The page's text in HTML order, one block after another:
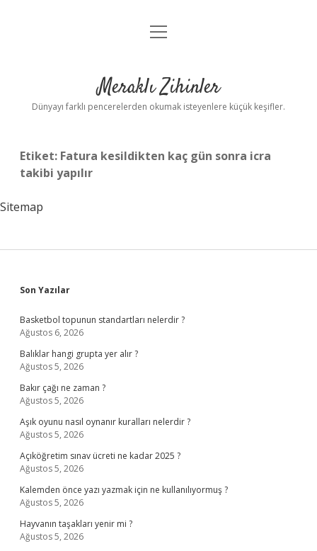
Anasayfa
Yasal Uyarı
menüyü
Meraklı Zihinler
Dünyayı farklı pencerelerden okumak isteyenlere küçük keşifler.
Etiket: Fatura kesildikten kaç gün sonra icra
takibi yapılır
Sitemap
Sidebar
Son Yazılar
Basketbol topunun standartları nelerdir ?
Ağustos 6, 2026
Balıklar hangi grupta yer alır ?
Ağustos 5, 2026
Bakır çağı ne zaman ?
Ağustos 5, 2026
Aşık oyunu nasıl oynanır kuralları nelerdir ?
Ağustos 5, 2026
Açıköğretim sınav ücreti ne kadar 2025 ?
Ağustos 5, 2026
Kalemden önce yazı yazmak için ne kullanılıyormuş ?
Ağustos 5, 2026
Hayvanın taşakları yenir mi ?
Ağustos 5, 2026